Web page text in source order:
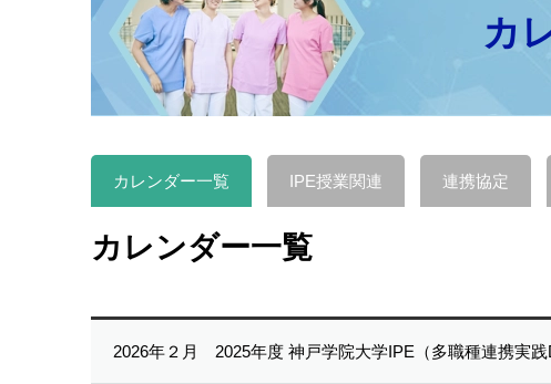
カ
カレンダー一覧 IPE授業関連 連携協定
カレンダー一覧
2026年２月 2025年度 神戸学院大学IPE（多職種連携実